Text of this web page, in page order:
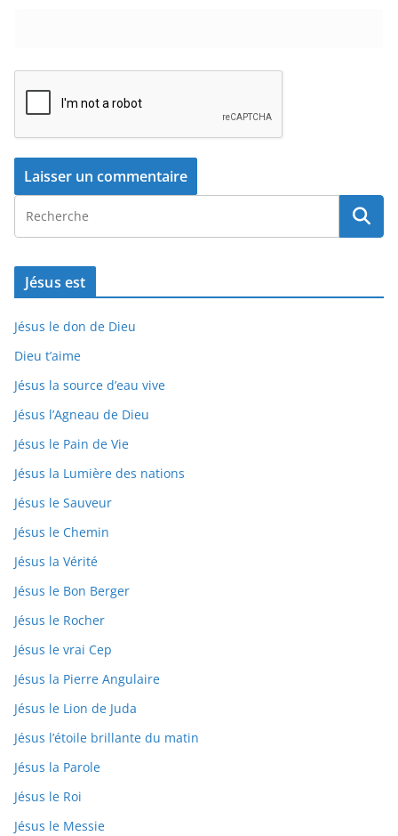
Jésus est
Jésus le don de Dieu
Dieu t’aime
Jésus la source d’eau vive
Jésus l’Agneau de Dieu
Jésus le Pain de Vie
Jésus la Lumière des nations
Jésus le Sauveur
Jésus le Chemin
Jésus la Vérité
Jésus le Bon Berger
Jésus le Rocher
Jésus le vrai Cep
Jésus la Pierre Angulaire
Jésus le Lion de Juda
Jésus l’étoile brillante du matin
Jésus la Parole
Jésus le Roi
Jésus le Messie